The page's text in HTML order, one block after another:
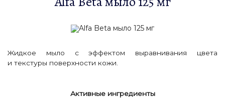
Жидкое мыло с эффектом выравнивания цвета
и текстуры поверхности кожи.
Активные ингредиенты